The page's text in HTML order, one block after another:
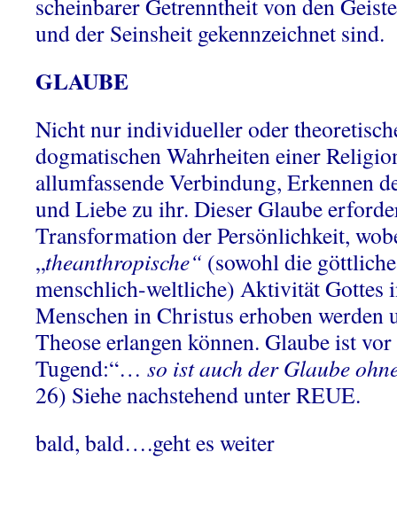
scheinbarer Getrenntheit von den
und der Seinsheit gekennzeichnet sind.
GLAUBE
Nicht nur individueller oder
dogmatischen Wahrheiten einer
allumfassende Verbindung, Erkennen
und Liebe zu ihr. Dieser Glaube
Transformation der Persönlichkeit,
„theanthropische“ (sowohl die
menschlich-weltliche) Aktivität Gottes
Menschen in Christus erhoben werden
Theose erlangen können. Glaube ist
Tugend:“… so ist auch der Glaube
26) Siehe nachstehend unter REUE.
bald, bald….geht es weiter